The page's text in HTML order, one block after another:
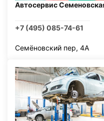
Автосервис
+7 (495) 085-74-61
Семёновский пер, 4А